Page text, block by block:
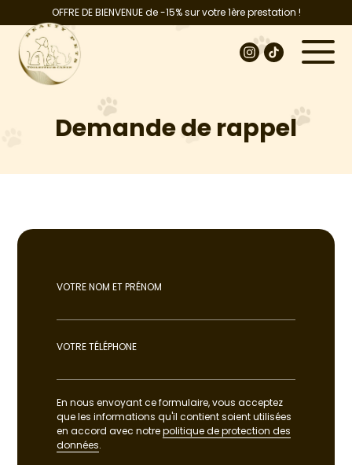
OFFRE DE BIENVENUE de -15% sur votre 1ère prestation !
Demande de rappel
VOTRE NOM ET PRÉNOM
VOTRE TÉLÉPHONE
En nous envoyant ce formulaire, vous acceptez
que les informations qu'il contient soient utilisées
en accord avec notrepolitique de protection des
données.